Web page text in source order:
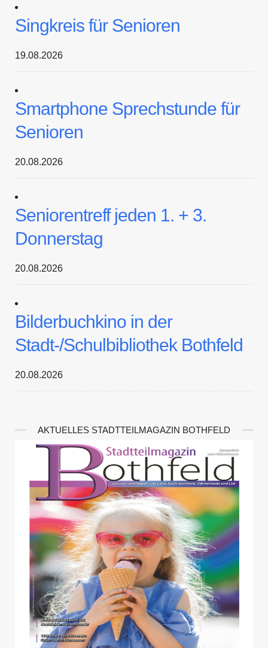
Singkreis für Senioren
19.08.2026
Smartphone Sprechstunde für
Senioren
20.08.2026
Seniorentreff jeden 1. + 3.
Donnerstag
20.08.2026
Bilderbuchkino in der
Stadt-/Schulbibliothek Bothfeld
20.08.2026
AKTUELLES STADTTEILMAGAZIN BOTHFELD